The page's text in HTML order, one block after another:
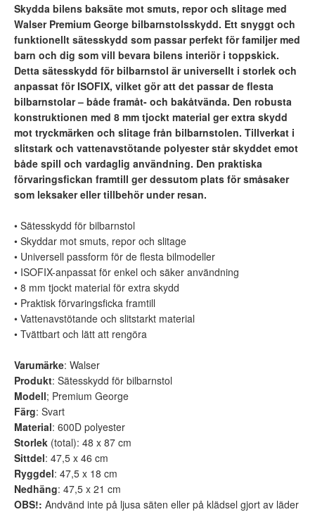
Skydda bilens baksäte mot smuts, repor och slitage med
Walser Premium George bilbarnstolsskydd. Ett snyggt och
funktionellt sätesskydd som passar perfekt för familjer med
barn och dig som vill bevara bilens interiör i toppskick.
Detta sätesskydd för bilbarnstol är universellt i storlek och
anpassat för ISOFIX, vilket gör att det passar de flesta
bilbarnstolar – både framåt- och bakåtvända. Den robusta
konstruktionen med 8 mm tjockt material ger extra skydd
mot tryckmärken och slitage från bilbarnstolen. Tillverkat i
slitstark och vattenavstötande polyester står skyddet emot
både spill och vardaglig användning. Den praktiska
förvaringsfickan framtill ger dessutom plats för småsaker
som leksaker eller tillbehör under resan.
• Sätesskydd för bilbarnstol
• Skyddar mot smuts, repor och slitage
• Universell passform för de flesta bilmodeller
• ISOFIX-anpassat för enkel och säker användning
• 8 mm tjockt material för extra skydd
• Praktisk förvaringsficka framtill
• Vattenavstötande och slitstarkt material
• Tvättbart och lätt att rengöra
Varumärke: Walser
Produkt: Sätesskydd för bilbarnstol
Modell; Premium George
Färg: Svart
Material: 600D polyester
Storlek (total): 48 x 87 cm
Sittdel: 47,5 x 46 cm
Ryggdel: 47,5 x 18 cm
Nedhäng: 47,5 x 21 cm
OBS!: Andvänd inte på ljusa säten eller på klädsel gjort av läder